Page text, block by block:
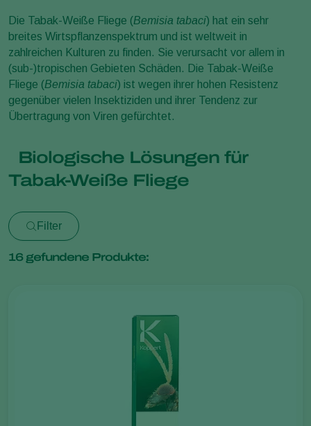
Die Tabak-Weiße Fliege (Bemisia tabaci) hat ein sehr
breites Wirtspflanzenspektrum und ist weltweit in
zahlreichen Kulturen zu finden. Sie verursacht vor allem in
(sub-)tropischen Gebieten Schäden. Die Tabak-Weiße
Fliege (Bemisia tabaci) ist wegen ihrer hohen Resistenz
gegenüber vielen Insektiziden und ihrer Tendenz zur
Übertragung von Viren gefürchtet.
Biologische Lösungen für
Tabak-Weiße Fliege
Filter
16gefundene Produkte: